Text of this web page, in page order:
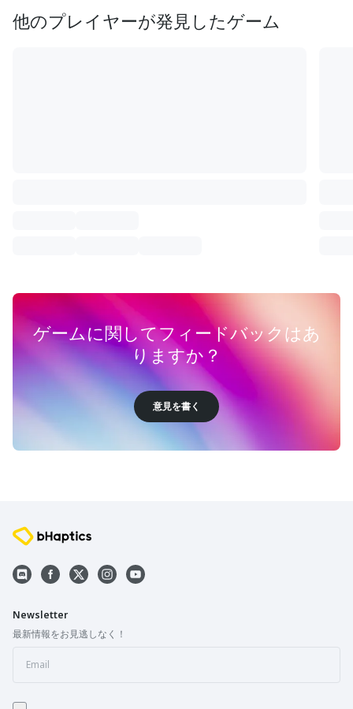
他のプレイヤーが発見したゲーム
ゲームに関してフィードバックはあ
りますか？
意見を書く
Newsletter
最新情報をお見逃しなく！